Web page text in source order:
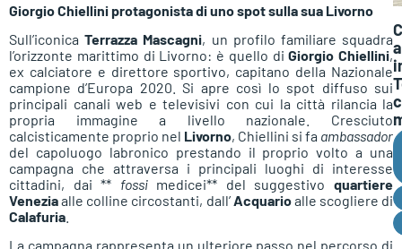
Giorgio Chiellini protagonista di uno spot sulla sua Livorno
Sull’iconicaTerrazza Mascagni, un profilo familiare squadra
l’orizzonte marittimo di Livorno: è quello diGiorgio Chiellini,
ex calciatore e direttore sportivo, capitano della Nazionale
campione d’Europa 2020. Si apre così lo spot diffuso sui
principali canali web e televisivi con cui la città rilancia la
propria immagine a livello nazionale. Cresciuto
calcisticamente proprio nel Livorno, Chiellini si fa ambassador
del capoluogo labronico prestando il proprio volto a una
campagna che attraversa i principali luoghi di interesse
cittadini, dai ** fossimedicei** del suggestivoquartiere
Veneziaalle colline circostanti, dall’Acquarioalle scogliere di
Calafuria
La campagna rappresenta un ulteriore passo nel percorso di